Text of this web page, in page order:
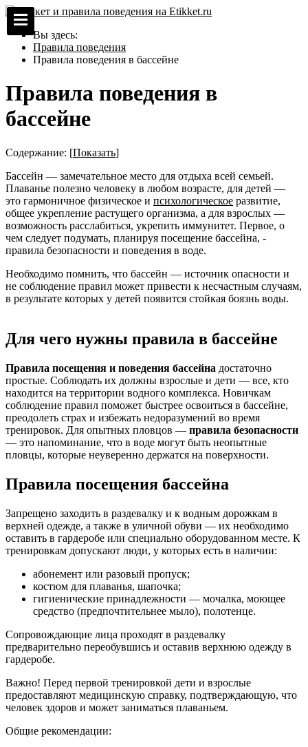
Вы здесь:
Правила поведения
Правила поведения в бассейне
Правила поведения в
бассейне
Содержание: [Показать]
Бассейн — замечательное место для отдыха всей семьей.
Плаванье полезно человеку в любом возрасте, для детей —
это гармоничное физическое и психологическое развитие,
общее укрепление растущего организма, а для взрослых —
возможность расслабиться, укрепить иммунитет. Первое, о
чем следует подумать, планируя посещение бассейна, -
правила безопасности и поведения в воде.
Необходимо помнить, что бассейн — источник опасности и
не соблюдение правил может привести к несчастным случаям,
в результате которых у детей появится стойкая боязнь воды.
Для чего нужны правила в бассейне
Правила посещения и поведения бассейна достаточно
простые. Соблюдать их должны взрослые и дети — все, кто
находится на территории водного комплекса. Новичкам
соблюдение правил поможет быстрее освоиться в бассейне,
преодолеть страх и избежать недоразумений во время
тренировок. Для опытных пловцов — правила безопасности
— это напоминание, что в воде могут быть неопытные
пловцы, которые неуверенно держатся на поверхности.
Правила посещения бассейна
Запрещено заходить в раздевалку и к водным дорожкам в
верхней одежде, а также в уличной обуви — их необходимо
оставить в гардеробе или специально оборудованном месте. К
тренировкам допускают люди, у которых есть в наличии:
абонемент или разовый пропуск;
костюм для плаванья, шапочка;
гигиенические принадлежности — мочалка, моющее
средство (предпочтительнее мыло), полотенце.
Сопровождающие лица проходят в раздевалку
предварительно переобувшись и оставив верхнюю одежду в
гардеробе.
Важно! Перед первой тренировкой дети и взрослые
предоставляют медицинскую справку, подтверждающую, что
человек здоров и может заниматься плаваньем.
Общие рекомендации: